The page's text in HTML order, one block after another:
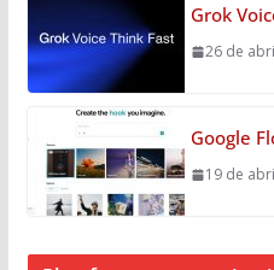
Grok
26 de
Google
19 de